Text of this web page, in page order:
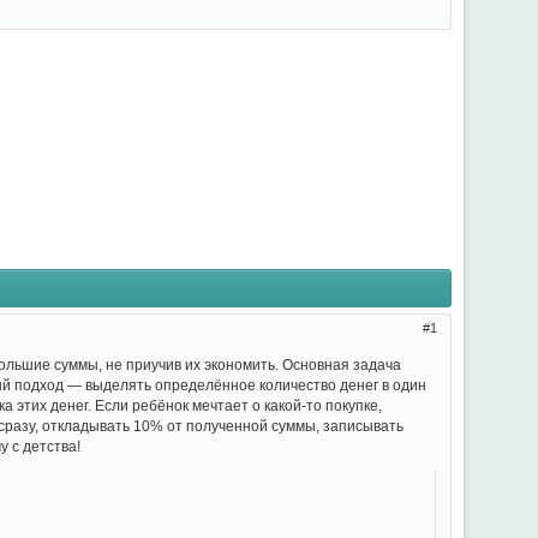
1
суммы, не приучив их экономить. Основная задача
подход — выделять определённое количество денег в один
денег. Если ребёнок мечтает о какой-то покупке,
откладывать 10% от полученной суммы, записывать
с детства!